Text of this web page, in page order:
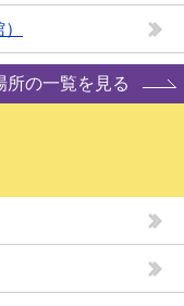
所の一覧を見る